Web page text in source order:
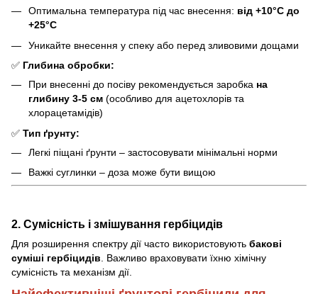
Оптимальна температура під час внесення: від +10°C до
+25°C
Уникайте внесення у спеку або перед зливовими дощами
✅ Глибина обробки:
При внесенні до посіву рекомендується заробка на
глибину 3-5 см (особливо для ацетохлорів та
хлорацетамідів)
✅ Тип ґрунту:
Легкі піщані ґрунти – застосовувати мінімальні норми
Важкі суглинки – доза може бути вищою
2. Сумісність і змішування гербіцидів
Для розширення спектру дії часто використовують бакові
суміші гербіцидів . Важливо враховувати їхню хімічну
сумісність та механізм дії.